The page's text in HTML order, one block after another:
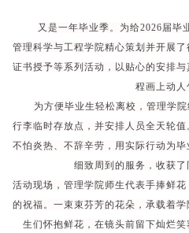
又是一年毕业季。为给2026届毕
管理科学与工程学院精心策划并开展了
证书授予等系列活动，以贴心的安排
程画上动人
为方便毕业生轻松离校，管理学
行李临时存放点，并安排人员全天轮
不怕炎热、不辞辛劳，用实际行动为毕
细致周到的服务，收获了
活动现场，管理学院师生代表手捧鲜
的祝福。一束束芬芳的花朵，承载着
生们怀抱鲜花，在镜头前留下灿烂笑